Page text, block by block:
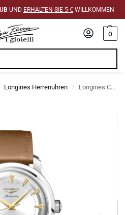
UND ERHALTEN SIE 5 € WILLKOMMEN
0
Longines Herrenuhren / Longines Conquest Heritage Automatik 38 mm Uhr